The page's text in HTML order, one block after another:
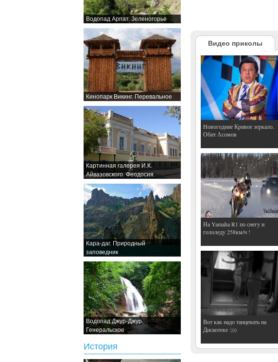
Водопад Арпат. Зеленогорье
Кинопарк Викинг. Перевальное
Картинная галерея И.К.
Айвазовского. Феодосия
Кара-даг. Природный
заповедник
Водопад Джур-Джур.
Генеральское
История
Видео приколы
Hовогодние Кривое зеркало.
Обит Асомов
На Yamaha R1 по снегу и
гололеду 258км/ч !
Вот как надо танцевать на
Дискотеке :)))